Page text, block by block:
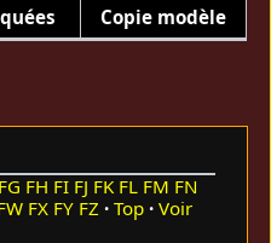
Copie modèle
FG FH FI FJ FK FL FM FN
FX FY FZ Top
Voir